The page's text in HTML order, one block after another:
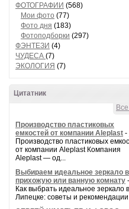
ФОТОГРАФИИ (568)
Мои фото (77)
Фото дня (183)
Фотоподборки (297)
ФЭНТЕЗИ (4)
ЧУДЕСА (7)
ЭКОЛОГИЯ (7)
Цитатник
Производство пластиковых
емкостей от компании Aleplast -
Производство пластиковых
от компании Aleplast Компания
Aleplast — од...
Выбираем идеальное зеркало в
прихожую или ванную комнату -
Как выбрать идеальное зеркало в
Липецке: советы и